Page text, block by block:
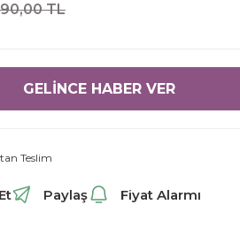
TL
GELİNCE HABER VER
Teslim
Paylaş Fiyat Alarmı